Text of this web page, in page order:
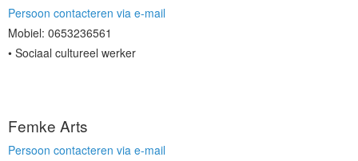
Persoon contacteren via e-mail
Mobiel: 0653236561
Sociaal cultureel werker
Femke Arts
Persoon contacteren via e-mail